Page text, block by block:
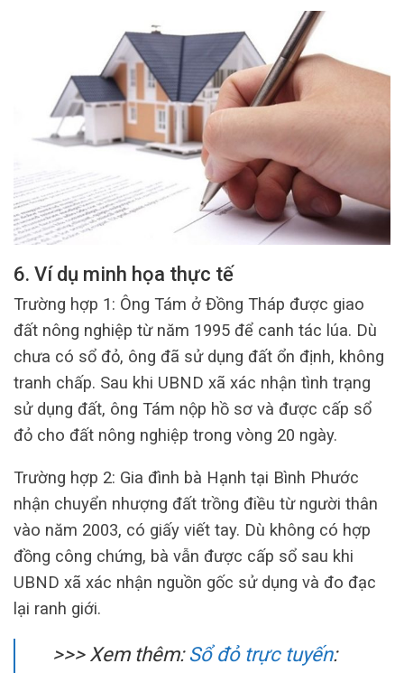
6. Ví dụ minh họa thực tế
Trường hợp 1: Ông Tám ở Đồng Tháp được giao
đất nông nghiệp từ năm 1995 để canh tác lúa. Dù
chưa có sổ đỏ, ông đã sử dụng đất ổn định, không
tranh chấp. Sau khi UBND xã xác nhận tình trạng
sử dụng đất, ông Tám nộp hồ sơ và được cấp sổ
đỏ cho đất nông nghiệp trong vòng 20 ngày.
Trường hợp 2: Gia đình bà Hạnh tại Bình Phước
nhận chuyển nhượng đất trồng điều từ người thân
vào năm 2003, có giấy viết tay. Dù không có hợp
đồng công chứng, bà vẫn được cấp sổ sau khi
UBND xã xác nhận nguồn gốc sử dụng và đo đạc
lại ranh giới.
>>> Xem thêm: Sổ đỏ trực tuyến: